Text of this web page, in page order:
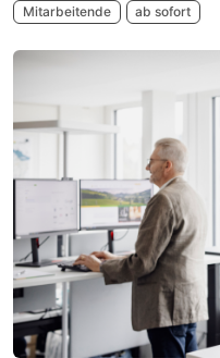
Mitarbeitende ab sofort